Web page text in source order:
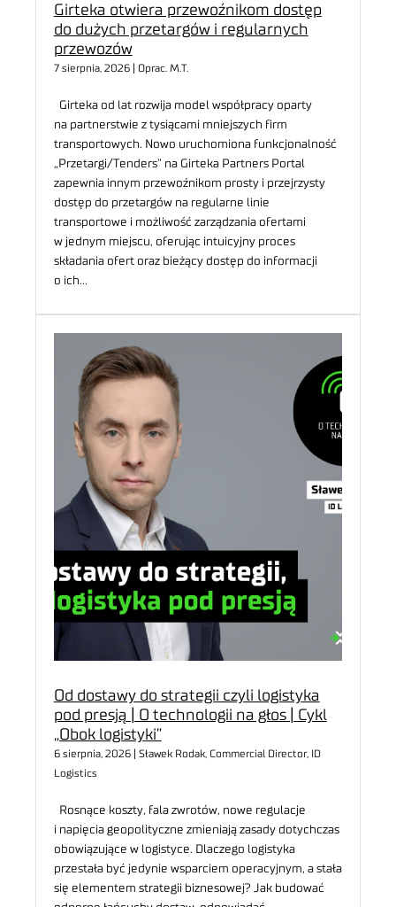
Girteka otwiera przewoźnikom dostęp
do dużych przetargów i regularnych
przewozów
7 sierpnia, 2026 | Oprac. M.T.
Girteka od lat rozwija model współpracy oparty
na partnerstwie z tysiącami mniejszych firm
transportowych. Nowo uruchomiona funkcjonalność
„Przetargi/Tenders” na Girteka Partners Portal
zapewnia innym przewoźnikom prosty i przejrzysty
dostęp do przetargów na regularne linie
transportowe i możliwość zarządzania ofertami
w jednym miejscu, oferując intuicyjny proces
składania ofert oraz bieżący dostęp do informacji
o ich…
Od dostawy do strategii czyli logistyka
pod presją | O technologii na głos | Cykl
„Obok logistyki”
6 sierpnia, 2026 | Sławek Rodak, Commercial Director, ID
Logistics
Rosnące koszty, fala zwrotów, nowe regulacje
i napięcia geopolityczne zmieniają zasady dotychczas
obowiązujące w logistyce. Dlaczego logistyka
przestała być jedynie wsparciem operacyjnym, a stała
się elementem strategii biznesowej? Jak budować